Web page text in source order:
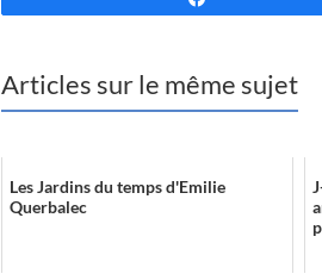
Articles sur le même sujet
Les Jardins du temps d'Emilie
Querbalec